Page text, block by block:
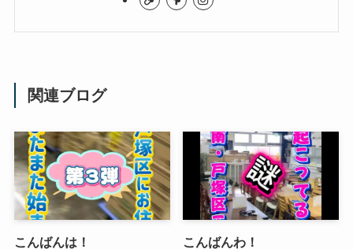
関連ブログ
こんばんは！ こんばんわ！